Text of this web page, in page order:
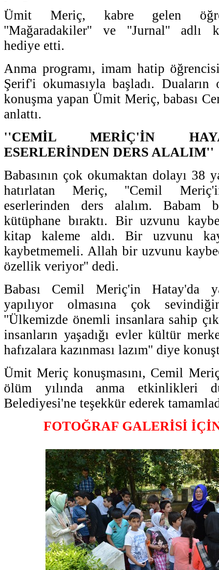
Ümit Meriç, kabre gelen
''Mağaradakiler'' ve ''Jurnal'' adlı
hediye etti.
Anma programı, imam hatip
Şerif'i okumasıyla başladı. Duaların
konuşma yapan Ümit Meriç, babası
anlattı.
''CEMİL MERİÇ'İN
ESERLERİNDEN DERS ALALIM''
Babasının çok okumaktan dolayı 38
hatırlatan Meriç, ''Cemil
eserlerinden ders alalım.
kütüphane bıraktı. Bir uzvunu
kitap kaleme aldı. Bir uzvunu
kaybetmemeli. Allah bir uzvunu
özellik veriyor'' dedi.
Babası Cemil Meriç'in Hatay'da
yapılıyor olmasına çok
''Ülkemizde önemli insanlara sahip
insanların yaşadığı evler kültür
hafızalara kazınması lazım'' diye
Ümit Meriç konuşmasını, Cemil
ölüm yılında anma etkinlikleri
Belediyesi'ne teşekkür ederek
FOTOĞRAF GALERİSİ